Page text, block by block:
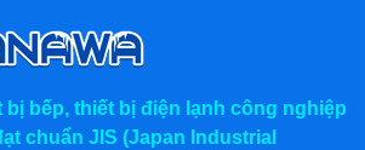
bếp, thiết bị điện lạnh công nghiệp
chuẩn JIS (Japan Industrial